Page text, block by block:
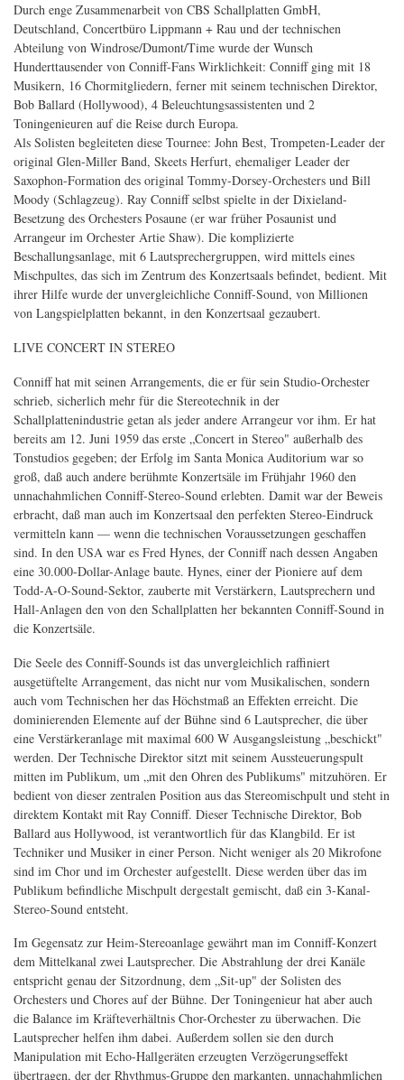
Durch enge Zusammenarbeit von CBS Schallplatten GmbH,
Deutschland, Concertbüro Lippmann + Rau und der technischen
Abteilung von Windrose/Dumont/Time wurde der Wunsch
Hunderttausender von Conniff-Fans Wirklichkeit: Conniff ging mit 18
Musikern, 16 Chormitgliedern, ferner mit seinem technischen Direktor,
Bob Ballard (Hollywood), 4 Beleuchtungsassistenten und 2
Toningenieuren auf die Reise durch Europa.
Als Solisten begleiteten diese Tournee: John Best, Trompeten-Leader der
original Glen-Miller Band, Skeets Herfurt, ehemaliger Leader der
Saxophon-Formation des original Tommy-Dorsey-Orchesters und Bill
Moody (Schlagzeug). Ray Conniff selbst spielte in der Dixieland-
Besetzung des Orchesters Posaune (er war früher Posaunist und
Arrangeur im Orchester Artie Shaw). Die komplizierte
Beschallungsanlage, mit 6 Lautsprechergruppen, wird mittels eines
Mischpultes, das sich im Zentrum des Konzertsaals befindet, bedient. Mit
ihrer Hilfe wurde der unvergleichliche Conniff-Sound, von Millionen
von Langspielplatten bekannt, in den Konzertsaal gezaubert.
LIVE CONCERT IN STEREO
Conniff hat mit seinen Arrangements, die er für sein Studio-Orchester
schrieb, sicherlich mehr für die Stereotechnik in der
Schallplattenindustrie getan als jeder andere Arrangeur vor ihm. Er hat
bereits am 12. Juni 1959 das erste „Concert in Stereo" außerhalb des
Tonstudios gegeben; der Erfolg im Santa Monica Auditorium war so
groß, daß auch andere berühmte Konzertsäle im Frühjahr 1960 den
unnachahmlichen Conniff-Stereo-Sound erlebten. Damit war der Beweis
erbracht, daß man auch im Konzertsaal den perfekten Stereo-Eindruck
vermitteln kann — wenn die technischen Voraussetzungen geschaffen
sind. In den USA war es Fred Hynes, der Conniff nach dessen Angaben
eine 30.000-Dollar-Anlage baute. Hynes, einer der Pioniere auf dem
Todd-A-O-Sound-Sektor, zauberte mit Verstärkern, Lautsprechern und
Hall-Anlagen den von den Schallplatten her bekannten Conniff-Sound in
die Konzertsäle.
Die Seele des Conniff-Sounds ist das unvergleichlich raffiniert
ausgetüftelte Arrangement, das nicht nur vom Musikalischen, sondern
auch vom Technischen her das Höchstmaß an Effekten erreicht. Die
dominierenden Elemente auf der Bühne sind 6 Lautsprecher, die über
eine Verstärkeranlage mit maximal 600 W Ausgangsleistung „beschickt"
werden. Der Technische Direktor sitzt mit seinem Aussteuerungspult
mitten im Publikum, um „mit den Ohren des Publikums" mitzuhören. Er
bedient von dieser zentralen Position aus das Stereomischpult und steht in
direktem Kontakt mit Ray Conniff. Dieser Technische Direktor, Bob
Ballard aus Hollywood, ist verantwortlich für das Klangbild. Er ist
Techniker und Musiker in einer Person. Nicht weniger als 20 Mikrofone
sind im Chor und im Orchester aufgestellt. Diese werden über das im
Publikum befindliche Mischpult dergestalt gemischt, daß ein 3-Kanal-
Stereo-Sound entsteht.
Im Gegensatz zur Heim-Stereoanlage gewährt man im Conniff-Konzert
dem Mittelkanal zwei Lautsprecher. Die Abstrahlung der drei Kanäle
entspricht genau der Sitzordnung, dem „Sit-up" der Solisten des
Orchesters und Chores auf der Bühne. Der Toningenieur hat aber auch
die Balance im Kräfteverhältnis Chor-Orchester zu überwachen. Die
Lautsprecher helfen ihm dabei. Außerdem sollen sie den durch
Manipulation mit Echo-Hallgeräten erzeugten Verzögerungseffekt
übertragen, der der Rhythmus-Gruppe den markanten, unnachahmlichen